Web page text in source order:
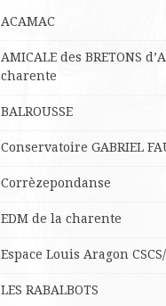
ACAMAC
AMICALE des BRETONS
charente
BALROUSSE
Conservatoire GABRIEL
Corrèzepondanse
EDM de la charente
Espace Louis Aragon
LES RABALBOTS